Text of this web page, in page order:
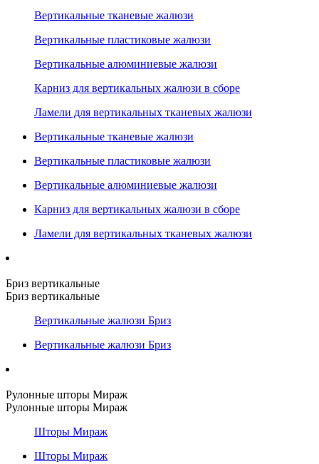
Вертикальные тканевые жалюзи
Вертикальные пластиковые жалюзи
Вертикальные алюминиевые жалюзи
Карниз для вертикальных жалюзи в сборе
Ламели для вертикальных тканевых жалюзи
Вертикальные тканевые жалюзи
Вертикальные пластиковые жалюзи
Вертикальные алюминиевые жалюзи
Карниз для вертикальных жалюзи в сборе
Ламели для вертикальных тканевых жалюзи
Бриз вертикальные
Бриз вертикальные
Вертикальные жалюзи Бриз
Вертикальные жалюзи Бриз
Рулонные шторы Мираж
Рулонные шторы Мираж
Шторы Мираж
Шторы Мираж